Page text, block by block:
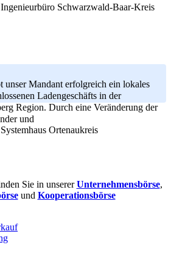
Schwarzwald-Baar-Kreis
unser Mandant erfolgreich ein lokales
Ladengeschäfts in der
Region. Durch eine Veränderung der
und
Ortenaukreis
Sie in unsererUnternehmensbörse,
und Kooperationsbörse